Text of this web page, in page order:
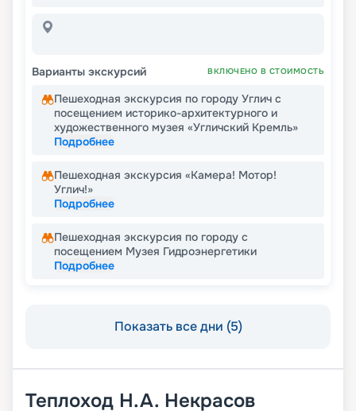
Варианты экскурсий ВКЛЮЧЕНО В СТОИМОСТЬ
Пешеходная экскурсия по городу Углич с
посещением историко-архитектурного и
художественного музея «Угличский Кремль»
Подробнее
Пешеходная экскурсия «Камера! Мотор!
Углич!»
Подробнее
Пешеходная экскурсия по городу с
посещением Музея Гидроэнергетики
Подробнее
Показать все дни (5)
Теплоход Н.А. Некрасов